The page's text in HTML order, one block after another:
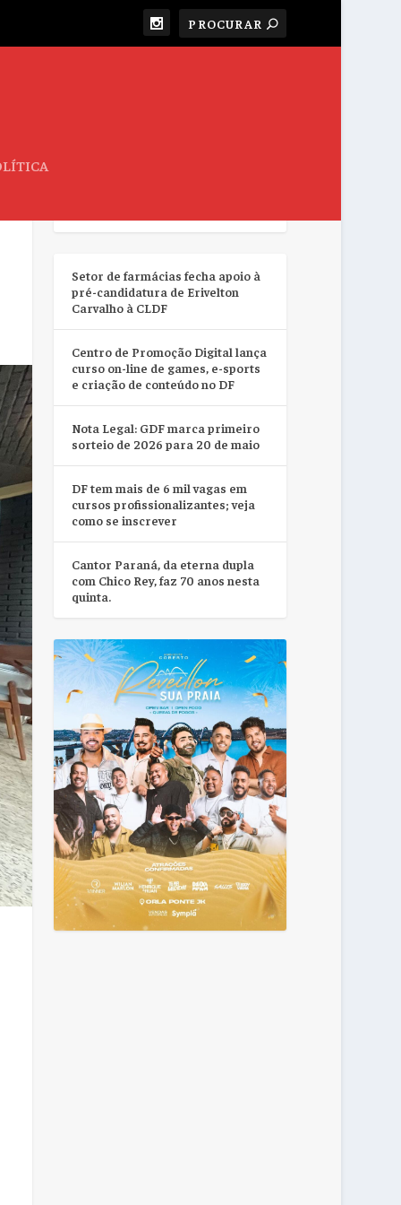
Setor de farmácias fecha apoio à
pré-candidatura de Erivelton
Carvalho à CLDF
Centro de Promoção Digital lança
curso on-line de games, e-sports
e criação de conteúdo no DF
Nota Legal: GDF marca primeiro
sorteio de 2026 para 20 de maio
DF tem mais de 6 mil vagas em
cursos profissionalizantes; veja
como se inscrever
Cantor Paraná, da eterna dupla
com Chico Rey, faz 70 anos nesta
quinta.